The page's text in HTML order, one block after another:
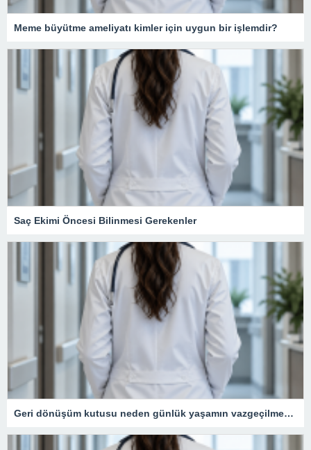
Meme büyütme ameliyatı kimler için uygun bir işlemdir?
Saç Ekimi Öncesi Bilinmesi Gerekenler
Geri dönüşüm kutusu neden günlük yaşamın vazgeçilmezidir?